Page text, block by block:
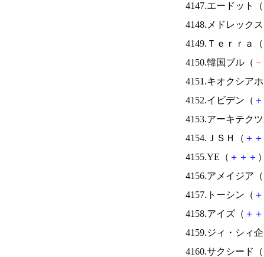
4147.エードット（
4148.メドレック
4149.Ｔｅｒｒａ（
4150.韓国ブル（ －
4151.キオクシア
4152.イビデン（ ＋
4153.アーキテク
4154.ＪＳＨ（ ＋ ＋
4155.YE（ ＋ ＋ ＋
4156.アメイジア（
4157.トーシン（ ＋
4158.アイズ（ ＋ ＋
4159.ジィ・シィ
4160.サクシード（